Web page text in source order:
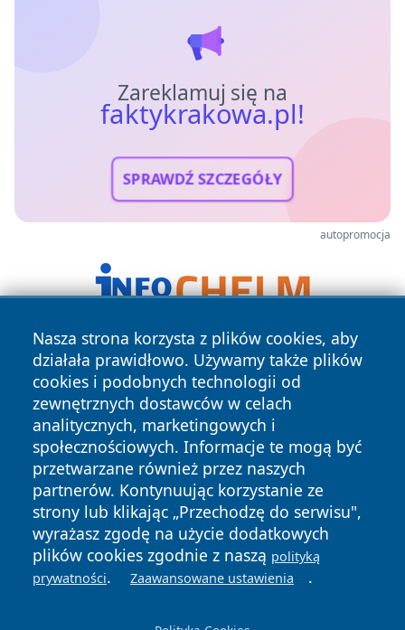
Zareklamuj się na
faktykrakowa.pl!
SPRAWDŹ SZCZEGÓŁY
autopromocja
Nasza strona korzysta z plików cookies, aby
działała prawidłowo. Używamy także plików
cookies i podobnych technologii od
zewnętrznych dostawców w celach
analitycznych, marketingowych i
społecznościowych. Informacje te mogą być
przetwarzane również przez naszych
partnerów. Kontynuując korzystanie ze
strony lub klikając „Przechodzę do serwisu",
wyrażasz zgodę na użycie dodatkowych
plików cookies zgodnie z naszą polityką
prywatności. Zaawansowane ustawienia .
Copyright © 2026 faktykrakowa.pl Wszystkie prawa
zastrzeżone.
News Autorzy
Polityka
Prywatności
Polityka
Cookies